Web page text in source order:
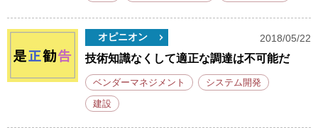
オピニオン 2018/05/22
技術知識なくして適正な調達は不可能だ
ベンダーマネジメント システム開発
建設